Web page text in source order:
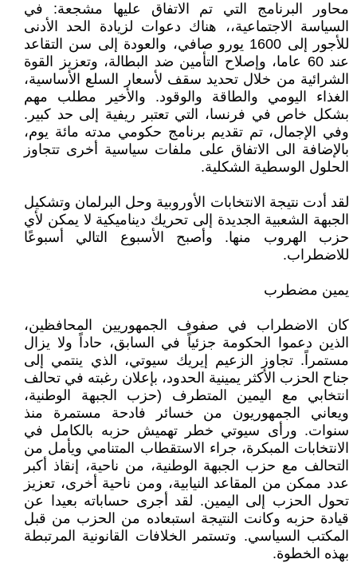
محاور البرنامج التي تم الاتفاق عليها مشجعة: في
السياسة الاجتماعية،، هناك دعوات لزيادة الحد الأدنى
للأجور إلى 1600 يورو صافي، والعودة إلى سن التقاعد
عند 60 عاما، وإصلاح التأمين ضد البطالة، وتعزيز القوة
الشرائية من خلال تحديد سقف لأسعار السلع الأساسية،
الغذاء اليومي والطاقة والوقود. والأخير مطلب مهم
بشكل خاص في فرنسا، التي تعتبر ريفية إلى حد كبير.
وفي الإجمال، تم تقديم برنامج حكومي مدته مائة يوم،
بالإضافة الى الاتفاق على ملفات سياسية أخرى تتجاوز
الحلول الوسطية الشكلية.
لقد أدت نتيجة الانتخابات الأوروبية وحل البرلمان وتشكيل
الجبهة الشعبية الجديدة إلى تحريك ديناميكية لا يمكن لأي
حزب الهروب منها. وأصبح الأسبوع التالي أسبوعًا
للاضطراب.
يمين مضطرب
كان الاضطراب في صفوف الجمهوريين المحافظين،
الذين دعموا الحكومة جزئياً في السابق، حاداً ولا يزال
مستمراً. تجاوز الزعيم إيريك سيوتي، الذي ينتمي إلى
جناح الحزب الأكثر يمينية الحدود، بإعلان رغبته في تحالف
انتخابي مع اليمين المتطرف (حزب الجبهة الوطنية،
ويعاني الجمهوريون من خسائر فادحة مستمرة منذ
سنوات. ورأى سيوتي خطر تهميش حزبه بالكامل في
الانتخابات المبكرة، جراء الاستقطاب المتنامي ويأمل من
التحالف مع حزب الجبهة الوطنية، من ناحية، إنقاذ أكبر
عدد ممكن من المقاعد النيابية، ومن ناحية أخرى، تعزيز
تحول الحزب إلى اليمين. لقد أجرى حساباته بعيدا عن
قيادة حزبه وكانت النتيجة استبعاده من الحزب من قبل
المكتب السياسي. وتستمر الخلافات القانونية المرتبطة
بهذه الخطوة.